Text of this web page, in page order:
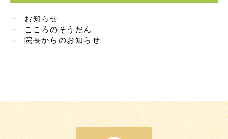
お知らせ
こころのそうだん
院長からのお知らせ